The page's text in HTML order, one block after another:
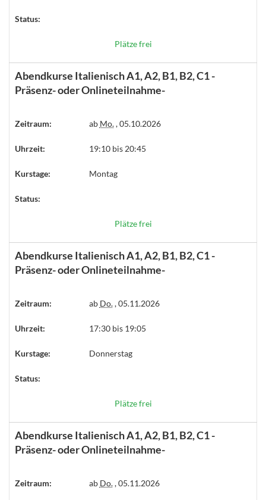
Status:
Plätze frei
Abendkurse Italienisch A1, A2, B1, B2, C1 -
Präsenz- oder Onlineteilnahme-
Zeitraum: ab Mo., 05.10.2026
Uhrzeit: 19:10 bis 20:45
Kurstage: Montag
Status:
Plätze frei
Abendkurse Italienisch A1, A2, B1, B2, C1 -
Präsenz- oder Onlineteilnahme-
Zeitraum: ab Do., 05.11.2026
Uhrzeit: 17:30 bis 19:05
Kurstage: Donnerstag
Status:
Plätze frei
Abendkurse Italienisch A1, A2, B1, B2, C1 -
Präsenz- oder Onlineteilnahme-
Zeitraum: ab Do., 05.11.2026